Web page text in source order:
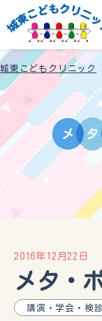
城東こどもクリニック
メ タ
2016年12月22日
メタ・
講演・学会・検